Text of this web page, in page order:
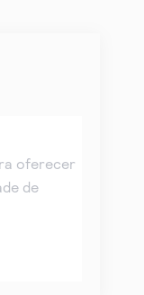
oferecer
de